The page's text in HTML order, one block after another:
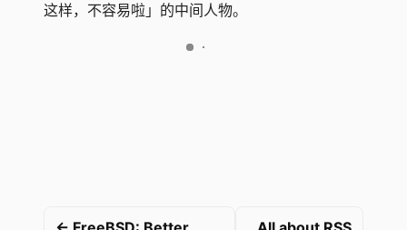
这样，不容易啦」的中间人物。